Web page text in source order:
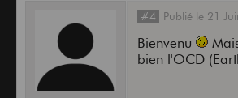
#4 Publié le 21
Bienvenu
bien l'OCD